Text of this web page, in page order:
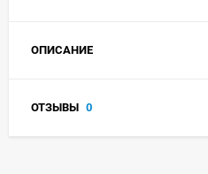
ОПИСАНИЕ
ОТЗЫВЫ 0